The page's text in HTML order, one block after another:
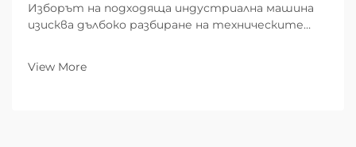
Изборът на подходяща индустриална машина
изисква дълбоко разбиране на техническите
се сблъскате, е: „Каква е максималната
View More